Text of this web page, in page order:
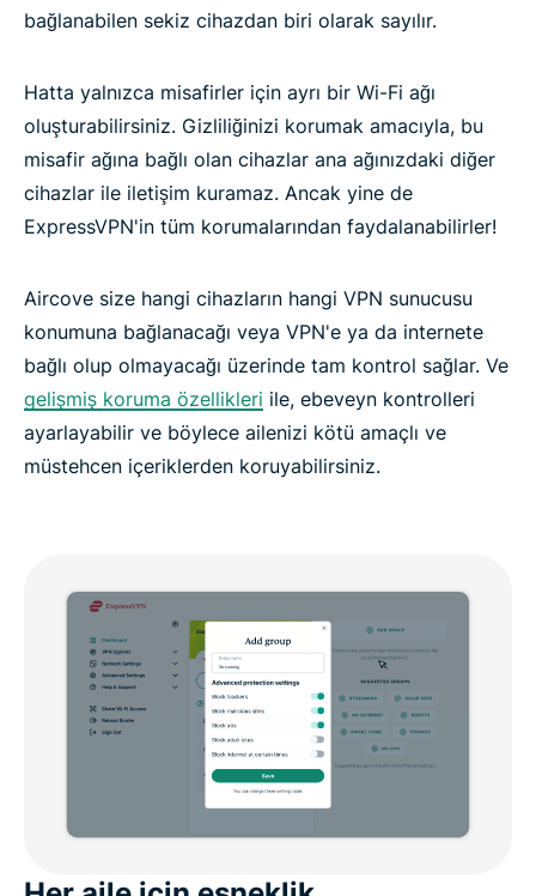
bağlanabilen sekiz cihazdan biri olarak sayılır.
Hatta yalnızca misafirler için ayrı bir Wi-Fi ağı
oluşturabilirsiniz. Gizliliğinizi korumak amacıyla, bu
misafir ağına bağlı olan cihazlar ana ağınızdaki diğer
cihazlar ile iletişim kuramaz. Ancak yine de
ExpressVPN'in tüm korumalarından faydalanabilirler!
Aircove size hangi cihazların hangi VPN sunucusu
konumuna bağlanacağı veya VPN'e ya da internete
bağlı olup olmayacağı üzerinde tam kontrol sağlar. Ve
gelişmiş koruma özellikleri ile, ebeveyn kontrolleri
ayarlayabilir ve böylece ailenizi kötü amaçlı ve
müstehcen içeriklerden koruyabilirsiniz.